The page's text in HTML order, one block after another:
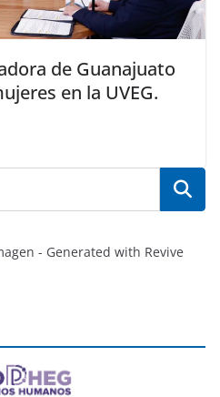
de Guanajuato
en la UVEG.
- Generated with Revive